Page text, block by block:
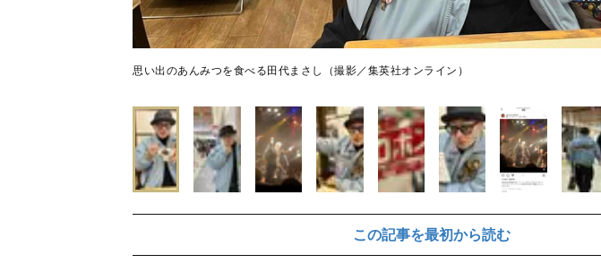
思い出のあんみつを食べる田代まさし（撮影／集英社オンライン）
この記事を最初から読む